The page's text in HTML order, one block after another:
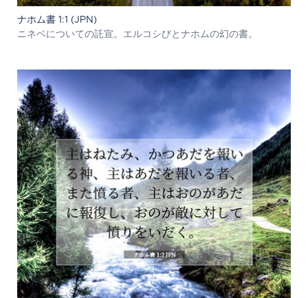
ナホム書 1:1 (JPN)
ニネベについての託宣。エルコシびとナホムの幻の書。